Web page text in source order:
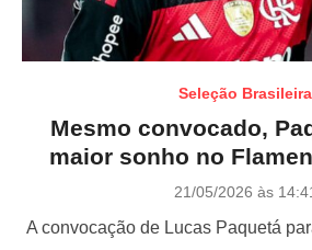
Seleção Brasileira
Mesmo convocado,
maior sonho no
P
s
21/05/2026 às
A convocação de Lucas Paquetá